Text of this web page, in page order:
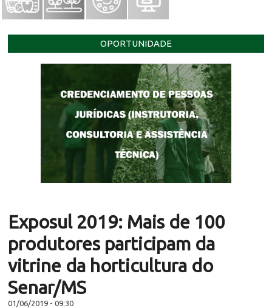
OPORTUNIDADE
Exposul 2019: Mais de 100
produtores participam da
vitrine da horticultura do
Senar/MS
01/06/2019 - 09:30